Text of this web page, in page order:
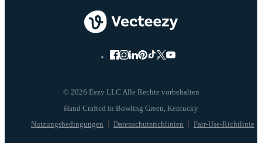
© 2026 Eezy LLC Alle Rechte vorbehalten
Nutzungsbedingungen Datenschutzrichlinien Fair-Use-Richtlinie